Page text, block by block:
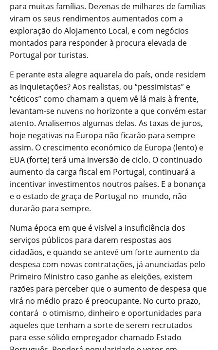
para muitas famílias. Dezenas de milhares de famílias
viram os seus rendimentos aumentados com a
exploração do Alojamento Local, e com negócios
montados para responder à procura elevada de
Portugal por turistas.
E perante esta alegre aquarela do país, onde residem
as inquietações? Aos realistas, ou “pessimistas” e
“céticos” como chamam a quem vê lá mais à frente,
levantam-se nuvens no horizonte a que convém estar
atento. Analisemos algumas delas. As taxas de juros,
hoje negativas na Europa não ficarão para sempre
assim. O crescimento económico de Europa (lento) e
EUA (forte) terá uma inversão de ciclo. O continuado
aumento da carga fiscal em Portugal, continuará a
incentivar investimentos noutros países. E a bonança
e o estado de graça de Portugal no mundo, não
durarão para sempre.
Numa época em que é visível a insuficiência dos
serviços públicos para darem respostas aos
cidadãos, e quando se antevê um forte aumento da
despesa com novas contratações, já anunciadas pelo
Primeiro Ministro caso ganhe as eleições, existem
razões para perceber que o aumento de despesa que
virá no médio prazo é preocupante. No curto prazo,
contará o otimismo, dinheiro e oportunidades para
aqueles que tenham a sorte de serem recrutados
para esse sólido empregador chamado Estado